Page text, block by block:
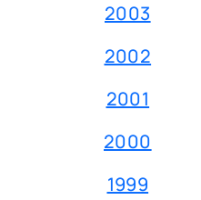
2003
2002
2001
2000
1999